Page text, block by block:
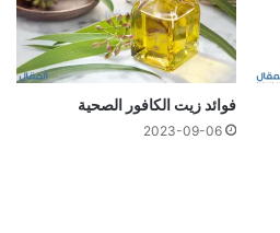
فوائد زيت الكافور الصحية
2023-09-06